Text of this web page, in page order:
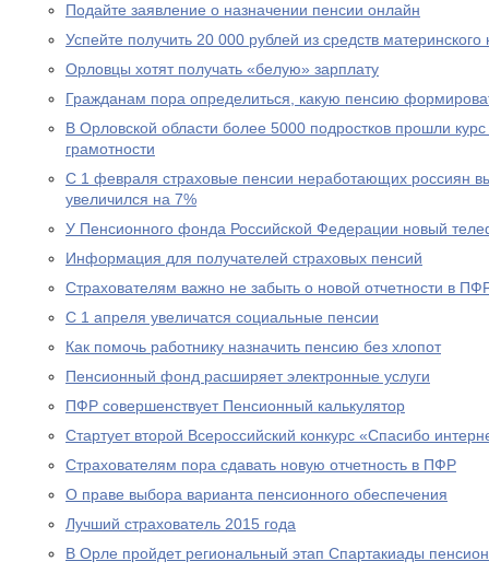
Подайте заявление о назначении пенсии онлайн
Успейте получить 20 000 рублей из средств материнского
Орловцы хотят получать «белую» зарплату
Гражданам пора определиться, какую пенсию
В Орловской области более 5000 подростков прошли
грамотности
С 1 февраля страховые пенсии неработающих россиян
увеличился на 7%
У Пенсионного фонда Российской Федерации новый
Информация для получателей страховых пенсий
Страхователям важно не забыть о новой отчетности в
С 1 апреля увеличатся социальные пенсии
Как помочь работнику назначить пенсию без хлопот
Пенсионный фонд расширяет электронные услуги
ПФР совершенствует Пенсионный калькулятор
Стартует второй Всероссийский конкурс «Спасибо
Страхователям пора сдавать новую отчетность в ПФР
О праве выбора варианта пенсионного обеспечения
Лучший страхователь 2015 года
В Орле пройдет региональный этап Спартакиады